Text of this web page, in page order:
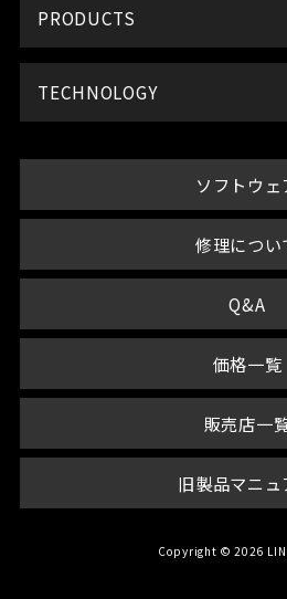
PRODUCTS
TECHNOLOGY
ソフトウェ
修理につい
Q&A
価格一覧
販売店一
旧製品マニュ
Copyright © 2026